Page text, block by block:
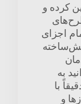
کرده و
اجزای
به
با
و